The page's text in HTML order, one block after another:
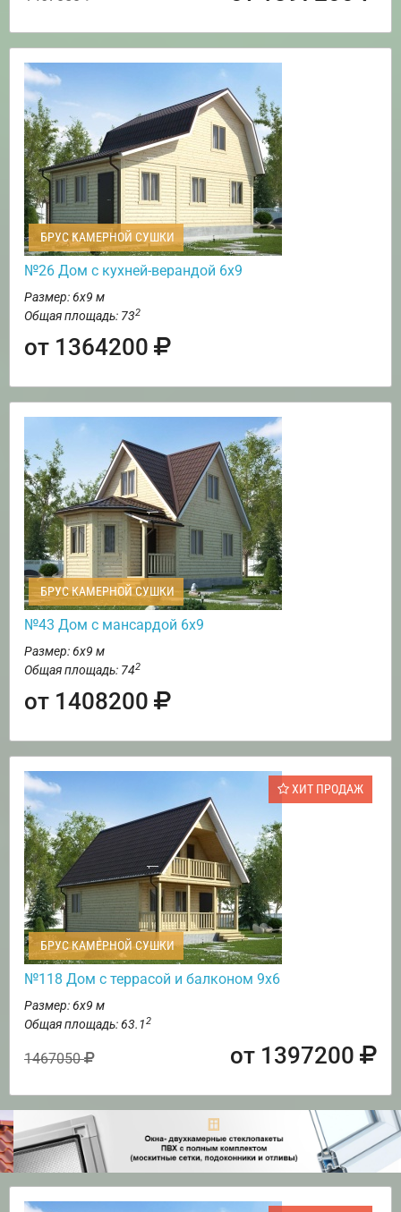
БРУС КАМЕРНОЙ СУШКИ
№26 Дом с кухней-верандой 6х9
Размер: 6х9 м
Общая площадь: 732
от 1364200
БРУС КАМЕРНОЙ СУШКИ
№43 Дом с мансардой 6х9
Размер: 6х9 м
Общая площадь: 742
от 1408200
ХИТ ПРОДАЖ
БРУС КАМЕРНОЙ СУШКИ
№118 Дом с террасой и балконом 9х6
Размер: 6х9 м
Общая площадь: 63.12
1467050 от 1397200